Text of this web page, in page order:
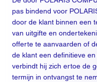
pas bindend voor
door de klant binnen een
van uitgifte en
offerte te aanvaarden of
de klant een definitieve
verbindt hij zich ertoe de
termijn in ontvangst te